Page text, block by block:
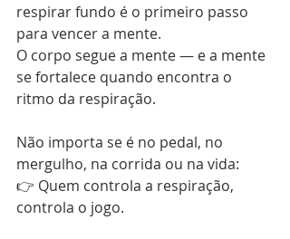
respirar fundo é o primeiro passo
para vencer a mente.
O corpo segue a mente — e a mente
se fortalece quando encontra o
ritmo da respiração.
Não importa se é no pedal, no
mergulho, na corrida ou na vida:
👉 Quem controla a respiração,
controla o jogo.